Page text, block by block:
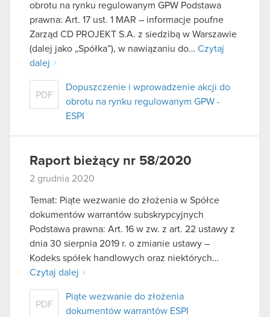
obrotu na rynku regulowanym GPW Podstawa
prawna: Art. 17 ust. 1 MAR – informacje poufne
Zarząd CD PROJEKT S.A. z siedzibą w Warszawie
(dalej jako „Spółka”), w nawiązaniu do… Czytaj
dalej
PDF
Dopuszczenie i wprowadzenie akcji do
obrotu na rynku regulowanym GPW -
ESPI
Raport bieżący nr 58/2020
2 grudnia 2020
Temat: Piąte wezwanie do złożenia w Spółce
dokumentów warrantów subskrypcyjnych
Podstawa prawna: Art. 16 w zw. z art. 22 ustawy z
dnia 30 sierpnia 2019 r. o zmianie ustawy –
Kodeks spółek handlowych oraz niektórych…
Czytaj dalej
PDF
Piąte wezwanie do złożenia
dokumentów warrantów ESPI